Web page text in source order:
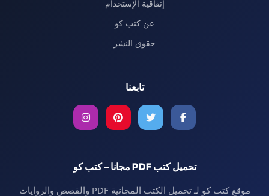
إتفاقية الإستخدام
عن كتب كو
حقوق النشر
تابعنا
تحميل كتب PDF مجانا – كتب كو
موقع كتب كو لـ تحميل الكتب المجانية PDF والقصص والروايات